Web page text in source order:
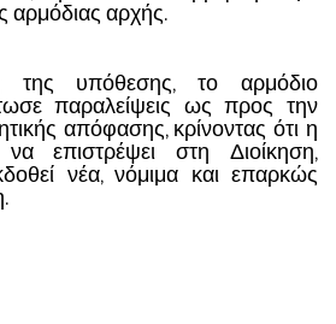
αρμόδιας αρχής.
της υπόθεσης, το αρμόδιο
παραλείψεις ως προς την
απόφασης, κρίνοντας ότι η
επιστρέψει στη Διοίκηση,
νέα, νόμιμα και επαρκώς